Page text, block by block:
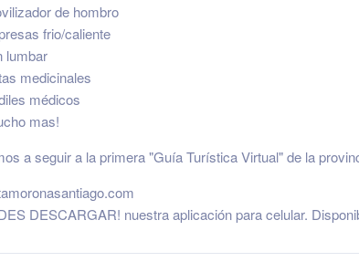
de hombro
frio/caliente
lumbar
medicinales
médicos
mas!
a seguir a la primera "Guía Turística Virtual" de la
DESCARGAR! nuestra aplicación para celular.